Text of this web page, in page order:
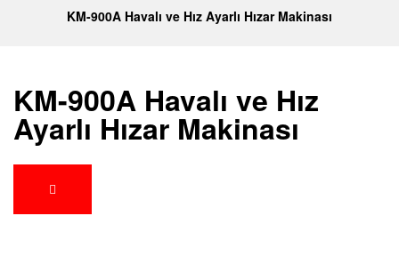
KM-900A Havalı ve Hız Ayarlı Hızar Makinası
KM-900A Havalı ve Hız
Ayarlı Hızar Makinası